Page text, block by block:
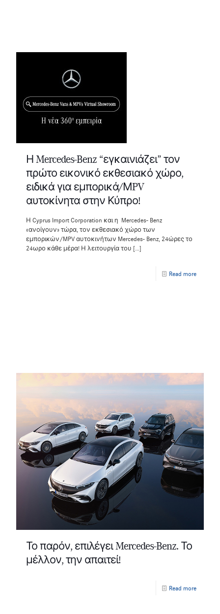
Η Mercedes-Benz “εγκαινιάζει” τον
πρώτο εικονικό εκθεσιακό χώρο,
ειδικά για εμπορικά/ΜPV
αυτοκίνητα στην Κύπρο!
Η Cyprus Import Corporation και η Mercedes- Benz
«ανοίγουν» τώρα, τον εκθεσιακό χώρο των
εμπορικών/MPV αυτοκινήτων Mercedes- Benz, 24ώρες το
24ωρο κάθε μέρα! Η λειτουργία του […]
Read more
Το παρόν, επιλέγει Mercedes-Benz. Το
μέλλον, την απαιτεί!
Read more